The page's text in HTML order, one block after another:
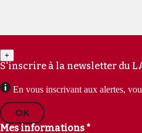
+
S'inscrire à la newsletter du
En vous inscrivant aux alertes,
OK
Mes informations *